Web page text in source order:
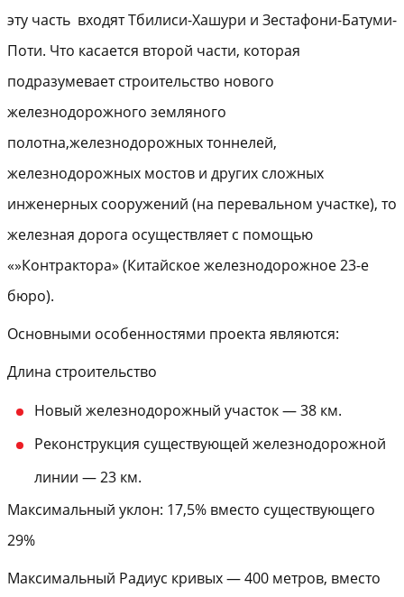
эту часть входят Тбилиси-Хашури и Зестафони-Батуми-
Поти. Что касается второй части, которая
подразумевает строительство нового
железнодорожного земляного
полотна,железнодорожных тоннелей,
железнодорожных мостов и других сложных
инженерных сооружений (на перевальном участке), то
железная дорога осуществляет с помощью
«»Контрактора» (Китайское железнодорожное 23-е
бюро).
Основными особенностями проекта являются:
Длина строительство
Новый железнодорожный участок — 38 км.
Реконструкция существующей железнодорожной
линии — 23 км.
Максимальный уклон: 17,5% вместо существующего
29%
Максимальный Радиус кривых — 400 метров, вместо